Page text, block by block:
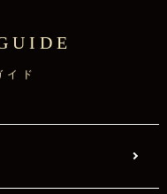
イド